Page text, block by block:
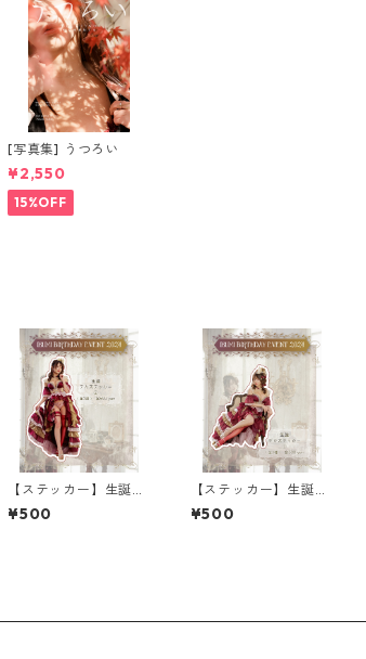
[写真集] うつろい
¥2,550
15%OFF
【ステッカー】生誕ド
レス
¥500
【ステッカー】生誕ド
レスおすわり
¥500